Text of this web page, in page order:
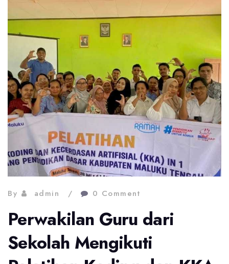
By admin 0 Comment
Perwakilan Guru dari
Sekolah Mengikuti